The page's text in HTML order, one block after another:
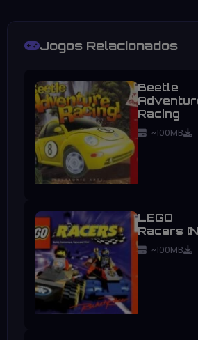
Jogos Relacionados
Beetle
Racing
~100MB
LEGO
Racers
~100MB